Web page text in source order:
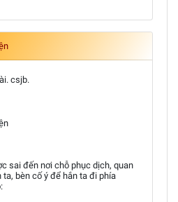
csjb.
sai đến nơi chỗ phục dịch, quan
bèn cố ý để hắn ta đi phía